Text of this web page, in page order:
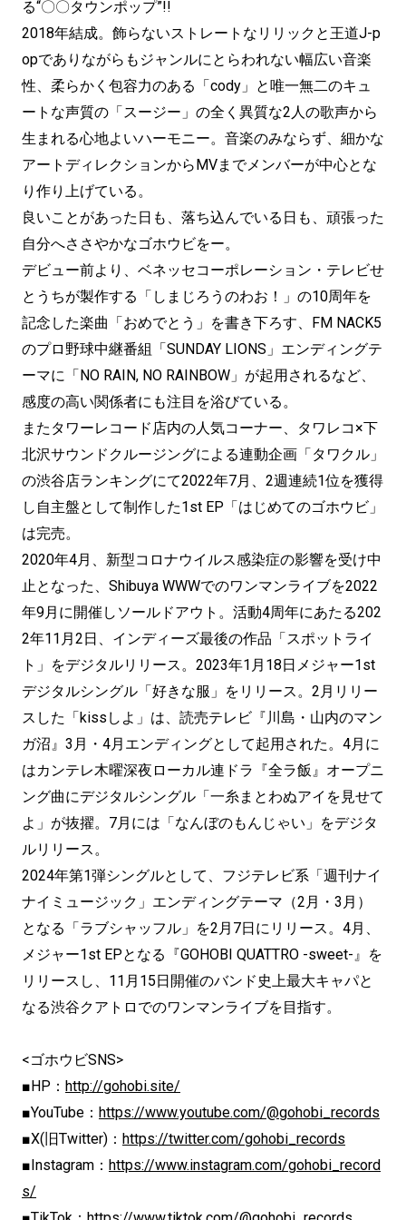
る“〇〇タウンポップ”!!
2018年結成。飾らないストレートなリリックと王道J-p
opでありながらもジャンルにとらわれない幅広い音楽
性、柔らかく包容力のある「cody」と唯一無二のキュ
ートな声質の「スージー」の全く異質な2人の歌声から
生まれる心地よいハーモニー。音楽のみならず、細かな
アートディレクションからMVまでメンバーが中心とな
り作り上げている。
良いことがあった日も、落ち込んでいる日も、頑張った
自分へささやかなゴホウビをー。
デビュー前より、ベネッセコーポレーション・テレビせ
とうちが製作する「しまじろうのわお！」の10周年を
記念した楽曲「おめでとう」を書き下ろす、FM NACK5
のプロ野球中継番組「SUNDAY LIONS」エンディングテ
ーマに「NO RAIN, NO RAINBOW」が起用されるなど、
感度の高い関係者にも注目を浴びている。
またタワーレコード店内の人気コーナー、タワレコ×下
北沢サウンドクルージングによる連動企画「タワクル」
の渋谷店ランキングにて2022年7月、2週連続1位を獲得
し自主盤として制作した1st EP「はじめてのゴホウビ」
は完売。
2020年4月、新型コロナウイルス感染症の影響を受け中
止となった、Shibuya WWWでのワンマンライブを2022
年9月に開催しソールドアウト。活動4周年にあたる202
2年11月2日、インディーズ最後の作品「スポットライ
ト」をデジタルリリース。2023年1月18日メジャー1st
デジタルシングル「好きな服」をリリース。2月リリー
スした「kissしよ」は、読売テレビ『川島・山内のマン
ガ沼』3月・4月エンディングとして起用された。4月に
はカンテレ木曜深夜ローカル連ドラ『全ラ飯』オープニ
ング曲にデジタルシングル「一糸まとわぬアイを見せて
よ」が抜擢。7月には「なんぼのもんじゃい」をデジタ
ルリリース。
2024年第1弾シングルとして、フジテレビ系「週刊ナイ
ナイミュージック」エンディングテーマ（2月・3月）
となる「ラブシャッフル」を2月7日にリリース。4月、
メジャー1st EPとなる『GOHOBI QUATTRO -sweet-』を
リリースし、11月15日開催のバンド史上最大キャパと
なる渋谷クアトロでのワンマンライブを目指す。
<ゴホウビSNS>
■HP： http://gohobi.site/
■YouTube： https://www.youtube.com/@gohobi_records
■X(旧Twitter)： https://twitter.com/gohobi_records
■Instagram： https://www.instagram.com/gohobi_record
s/